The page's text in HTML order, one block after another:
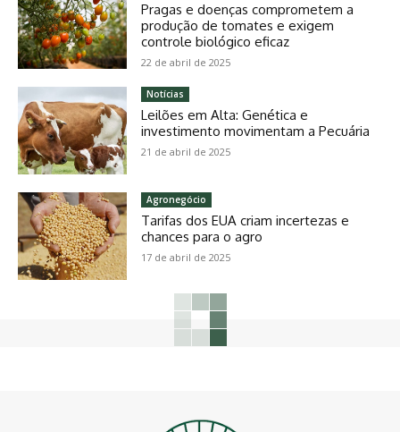
Pragas e doenças comprometem a
produção de tomates e exigem
controle biológico eficaz
22 de abril de 2025
Notícias
Leilões em Alta: Genética e
investimento movimentam a Pecuária
21 de abril de 2025
Agronegócio
Tarifas dos EUA criam incertezas e
chances para o agro
17 de abril de 2025